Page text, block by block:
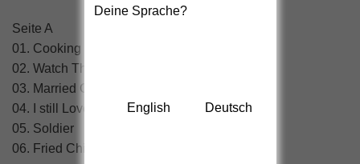
Seite A
01. Cooking for Tommy
02. Watch This
03. Married Girl
04. I still Love You
05. Soldier
06. Fried Chicken / Mary Mary
Deine Sprache?
English Deutsch